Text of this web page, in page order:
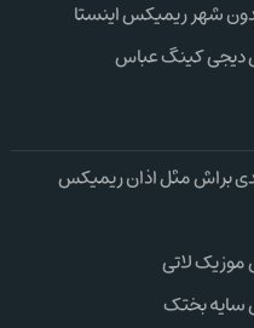
شهر ریمیکس اینستا
دیجی کینگ عباس
براش مثل اذان ریمیکس
موزیک لاتی
سایه بختک